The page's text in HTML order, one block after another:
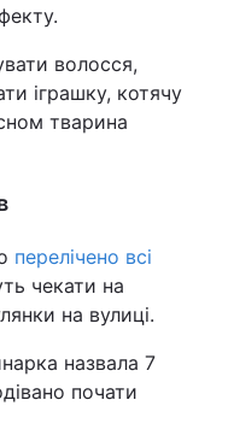
волосся,
іграшку, котячу
тварина
перелічено всі
чекати на
на вулиці.
назвала 7
почати